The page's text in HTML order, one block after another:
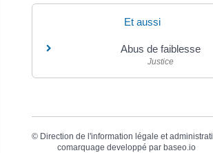
Et aussi
Abus de faiblesse
Justice
© Direction de l'information légale et
comarquage developpé parbaseo.io